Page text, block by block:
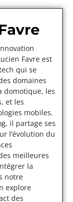
Favre est
qui se
domaines
domotique, les
et les
mobiles.
il partage ses
l’évolution du
meilleures
la
notre
explore
des